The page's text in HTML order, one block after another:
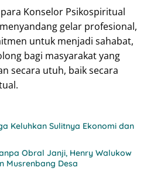
Konselor Psikospiritual
gelar profesional,
untuk menjadi sahabat,
bagi masyarakat yang
secara utuh, baik secara
Keluhkan Sulitnya Ekonomi dan
Obral Janji, Henry Walukow
Musrenbang Desa